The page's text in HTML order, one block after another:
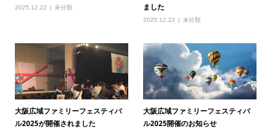
2025.12.22 未分類
ました
2025.12.22 未分類
大阪広域ファミリーフェスティバ
ル2025が開催されました
大阪広域ファミリーフェスティバ
ル2025開催のお知らせ